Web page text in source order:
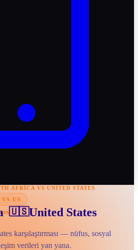
AFRICA VS UNITED STATES
US
vs🇺🇸United States
karşılaştırması — nüfus, sosyal
verileri yan yana.